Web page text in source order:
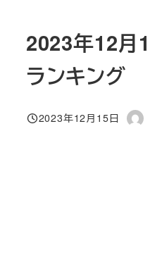
2023年12月
ランキング
投稿日
2023年12月15日
著